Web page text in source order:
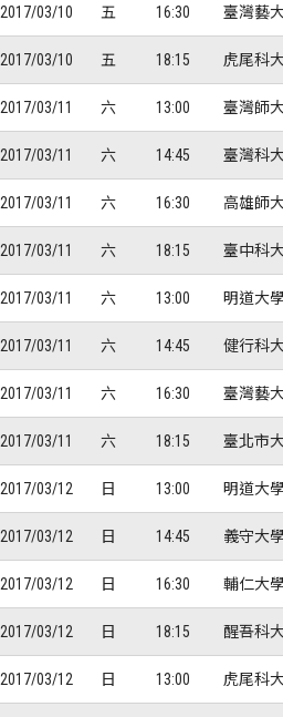
2017/03/10 五 16:30 臺灣藝
2017/03/10 五 18:15 虎尾科
2017/03/11 六 13:00 臺灣師
2017/03/11 六 14:45 臺灣科
2017/03/11 六 16:30 高雄師
2017/03/11 六 18:15 臺中科
2017/03/11 六 13:00 明道大
2017/03/11 六 14:45 健行科
2017/03/11 六 16:30 臺灣藝
2017/03/11 六 18:15 臺北市
2017/03/12 日 13:00 明道大
2017/03/12 日 14:45 義守大
2017/03/12 日 16:30 輔仁大
2017/03/12 日 18:15 醒吾科
2017/03/12 日 13:00 虎尾科